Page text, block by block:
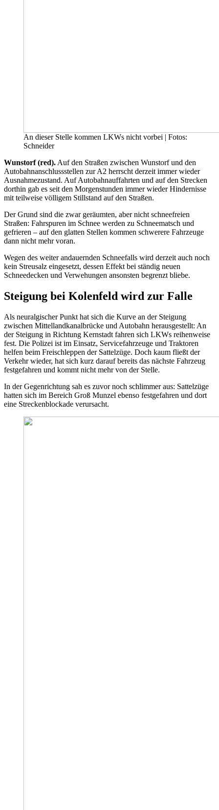
An dieser Stelle kommen LKWs nicht vorbei | Fotos:
Schneider
Wunstorf (red). Auf den Straßen zwischen Wunstorf und den
Autobahnanschlussstellen zur A2 herrscht derzeit immer wieder
Ausnahmezustand. Auf Autobahnauffahrten und auf den Strecken
dorthin gab es seit den Morgenstunden immer wieder Hindernisse
mit teilweise völligem Stillstand auf den Straßen.
Der Grund sind die zwar geräumten, aber nicht schneefreien
Straßen: Fahrspuren im Schnee werden zu Schneematsch und
gefrieren – auf den glatten Stellen kommen schwerere Fahrzeuge
dann nicht mehr voran.
Wegen des weiter andauernden Schneefalls wird derzeit auch noch
kein Streusalz eingesetzt, dessen Effekt bei ständig neuen
Schneedecken und Verwehungen ansonsten begrenzt bliebe.
Steigung bei Kolenfeld wird zur Falle
Als neuralgischer Punkt hat sich die Kurve an der Steigung
zwischen Mittellandkanalbrücke und Autobahn herausgestellt: An
der Steigung in Richtung Kernstadt fahren sich LKWs reihenweise
fest. Die Polizei ist im Einsatz, Servicefahrzeuge und Traktoren
helfen beim Freischleppen der Sattelzüge. Doch kaum fließt der
Verkehr wieder, hat sich kurz darauf bereits das nächste Fahrzeug
festgefahren und kommt nicht mehr von der Stelle.
In der Gegenrichtung sah es zuvor noch schlimmer aus: Sattelzüge
hatten sich im Bereich Groß Munzel ebenso festgefahren und dort
eine Streckenblockade verursacht.